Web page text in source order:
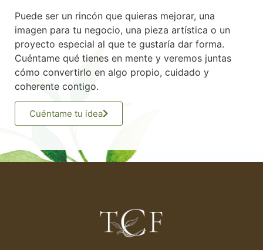
Puede ser un rincón que quieras mejorar, una
imagen para tu negocio, una pieza artística o un
proyecto especial al que te gustaría dar forma.
Cuéntame qué tienes en mente y veremos juntas
cómo convertirlo en algo propio, cuidado y
coherente contigo.
Cuéntame tu idea